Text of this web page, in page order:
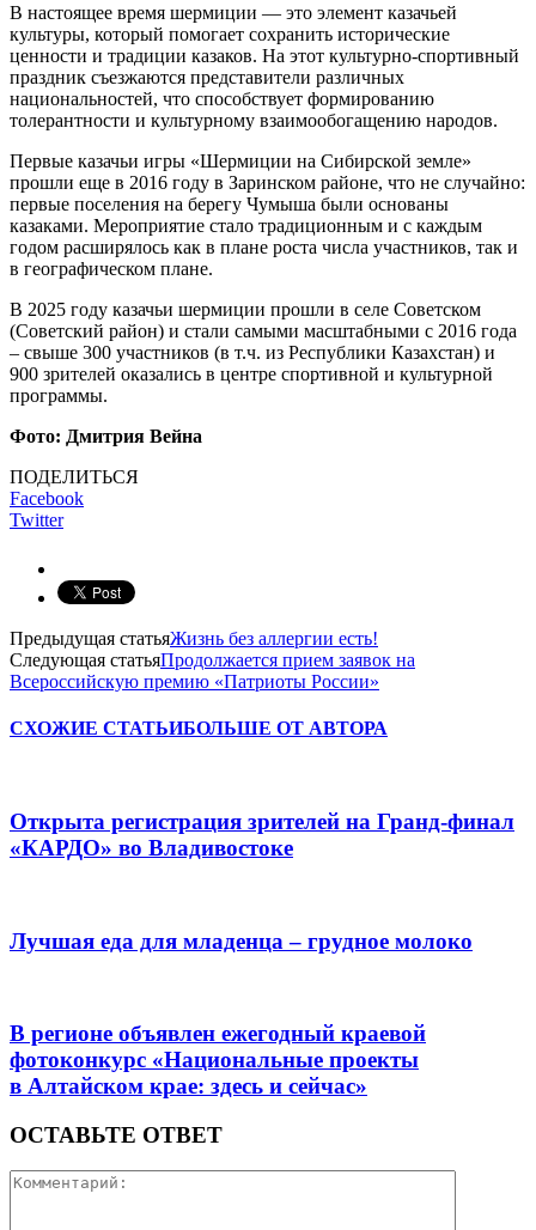
В настоящее время шермиции — это элемент казачьей
культуры, который помогает сохранить исторические
ценности и традиции казаков. На этот культурно-спортивный
праздник съезжаются представители различных
национальностей, что способствует формированию
толерантности и культурному взаимообогащению народов.
Первые казачьи игры «Шермиции на Сибирской земле»
прошли еще в 2016 году в Заринском районе, что не случайно:
первые поселения на берегу Чумыша были основаны
казаками. Мероприятие стало традиционным и с каждым
годом расширялось как в плане роста числа участников, так и
в географическом плане.
В 2025 году казачьи шермиции прошли в селе Советском
(Советский район) и стали самыми масштабными с 2016 года
– свыше 300 участников (в т.ч. из Республики Казахстан) и
900 зрителей оказались в центре спортивной и культурной
программы.
Фото: Дмитрия Вейна
ПОДЕЛИТЬСЯ
Facebook
Twitter
Предыдущая статьяЖизнь без аллергии есть!
Следующая статьяПродолжается прием заявок на
Всероссийскую премию «Патриоты России»
СХОЖИЕ СТАТЬИБОЛЬШЕ ОТ АВТОРА
Открыта регистрация зрителей на Гранд-финал
«КАРДО» во Владивостоке
Лучшая еда для младенца – грудное молоко
В регионе объявлен ежегодный краевой
фотоконкурс «Национальные проекты
в Алтайском крае: здесь и сейчас»
ОСТАВЬТЕ ОТВЕТ